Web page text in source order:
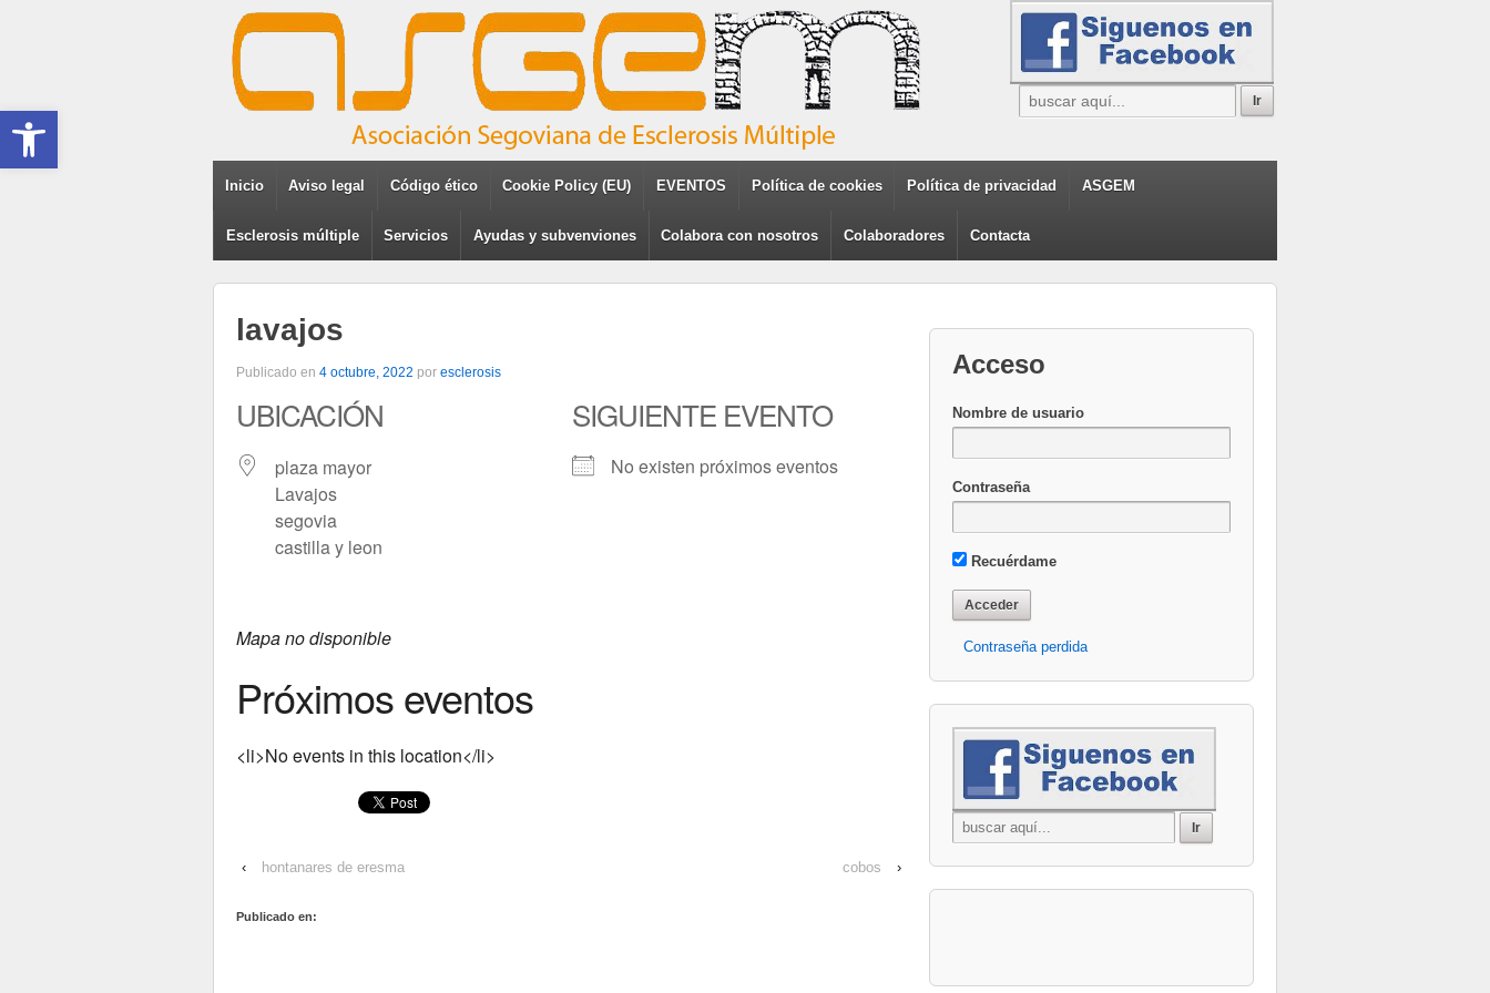
Abrir barra de herramientas
Inicio Aviso legal Código ético Cookie Policy (EU) EVENTOS Política de cookies Política de privacidad ASGEM
Esclerosis múltiple Servicios Ayudas y subvenviones Colabora con nosotros Colaboradores Contacta
lavajos
Publicado en 4 octubre, 2022 por esclerosis
UBICACIÓN
plaza mayor
Lavajos
segovia
castilla y leon
SIGUIENTE EVENTO
No existen próximos eventos
Mapa no disponible
Próximos eventos
<li>No events in this location</li>
‹ hontanares de eresma cobos ›
Publicado en:
Acceso
Nombre de usuario
Contraseña
Recuérdame
Contraseña perdida